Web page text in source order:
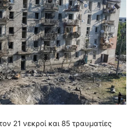
21 νεκροί και 85 τραυματίες